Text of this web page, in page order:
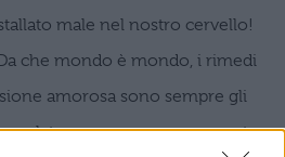
male nel nostro cervello!
che mondo è mondo, i rimedi
amorosa sono sempre gli
conoscere nuova gente